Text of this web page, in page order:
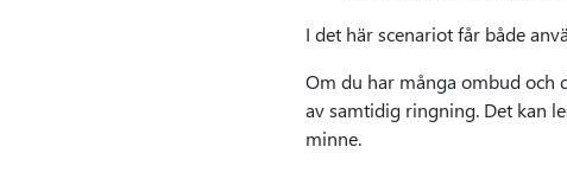
I det här scenariot får både
Om du har många ombud och
av samtidig ringning. Det kan
minne.